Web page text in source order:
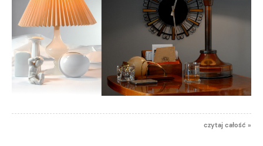
czytaj całość »